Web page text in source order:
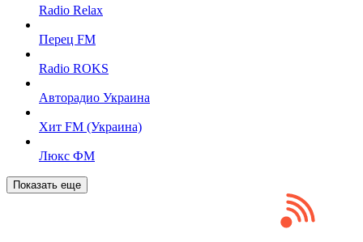
Radio Relax
Перец FM
Radio ROKS
Авторадио Украина
Хит FM (Украина)
Люкс ФМ
Показать еще